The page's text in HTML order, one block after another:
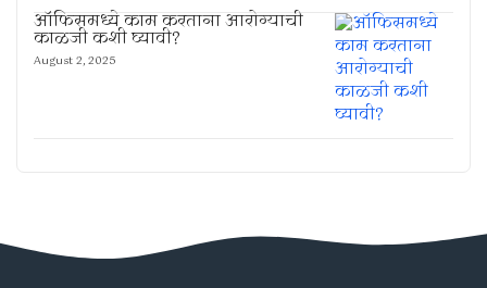
ऑफिसमध्ये काम करताना आरोग्याची
काळजी कशी घ्यावी?
August 2, 2025